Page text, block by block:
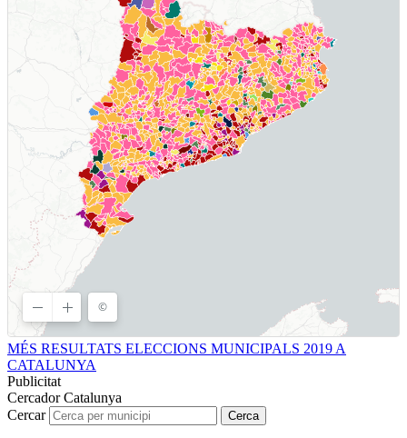
MÉS RESULTATS ELECCIONS MUNICIPALS 2019 A
CATALUNYA
Publicitat
Cercador Catalunya
Cercar
Cerca